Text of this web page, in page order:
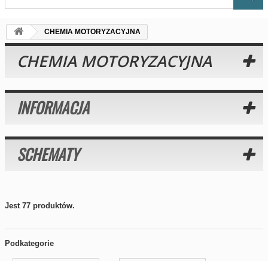
CHEMIA MOTORYZACYJNA
CHEMIA MOTORYZACYJNA
INFORMACJA
SCHEMATY
Jest 77 produktów.
Podkategorie